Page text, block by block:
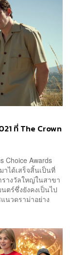
ที่ The Crown
Choice Awards
ได้เสร็จสิ้นเป็นที่
รางวัลใหญ่ในสาขา
ตร์ซึ่งยังคงเป็นไป
นวดราม่าอย่าง